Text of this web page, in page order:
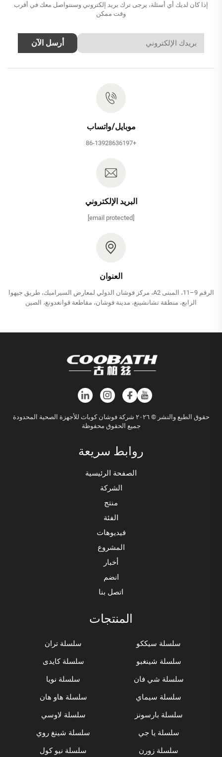
إذا كان لديك أي أسئلة، يرجى ترك بريد إلكتروني وسنتواصل معك في أقرب
وقت ممكن
أرسل الآن
موبايل/واتساب
+86-13928636197
البريد الإلكتروني
[email protected]
العنوان
الرقم 9–11، المبنى A2، مركز فوشان الدولي لمعارض السيراميك، طريق جيهوا
الرابع، منطقة تشانشينغ، مدينة فوشان، مقاطعة قوانغدونغ، الصين
حقوق الطبع والنشر © ٢٠٢٦ شركة فوشان كوباث للأجهزة الصحية المحدودة
جميع الحقوق محفوظة
روابط سريعة
الصفحة الرئيسية
الشركة
منتج
الفئة
فيديوهات
المشروع
أخبار
انضم
اتصل بنا
المنتجات
سلسلة سيككو
سلسلة تران
سلسلة شينغبو
سلسلة كايدى
سلسلة شي فان
سلسلة نويا
سلسلة سيماي
سلسلة هاو هان
سلسلة بارسونز
سلسلة لاوسي
سلسلة يا جي
سلسلة شينغ روي
سلسلة زورن
سلسلة نيو كول